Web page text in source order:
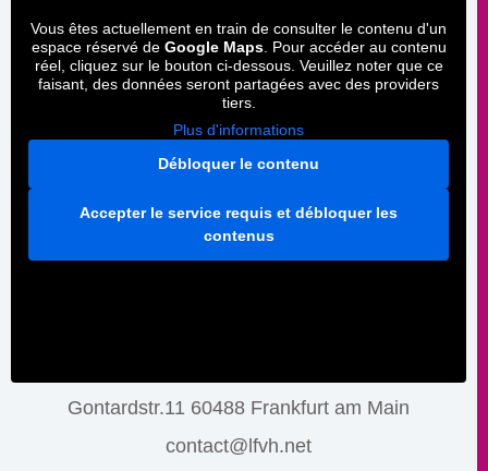
Vous êtes actuellement en train de consulter le contenu d'un
espace réservé de Google Maps. Pour accéder au contenu
réel, cliquez sur le bouton ci-dessous. Veuillez noter que ce
faisant, des données seront partagées avec des providers
tiers.
Plus d'informations
Débloquer le contenu
Accepter le service requis et débloquer les
contenus
Gontardstr.11 60488 Frankfurt am Main
contact@lfvh.net